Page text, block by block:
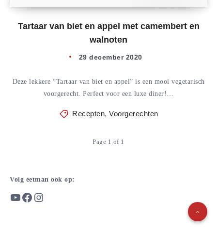
Tartaar van biet en appel met camembert en
walnoten
29 december 2020
Deze lekkere “Tartaar van biet en appel” is een mooi vegetarisch
voorgerecht. Perfect voor een luxe diner!…
Recepten, Voorgerechten
Page 1 of 1
Volg eetman ook op:
YouTube
Facebook
Instagram